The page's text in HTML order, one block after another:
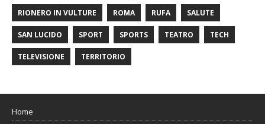
RIONERO IN VULTURE ROMA RUFA SALUTE
SAN LUCIDO SPORT SPORTS TEATRO TECH
TELEVISIONE TERRITORIO
Home